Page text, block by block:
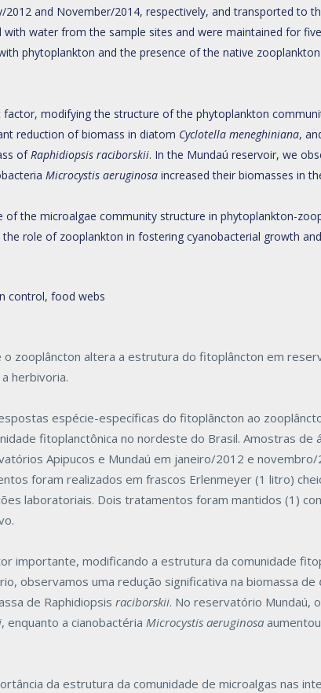
2012 and November/2014, respectively, and transported to
water from the sample sites and were maintained for
phytoplankton and the presence of the native
modifying the structure of the phytoplankton
reduction of biomass in diatom Cyclotella meneghiniana,
ofRaphidiopsis raciborskii. In the Mundaú reservoir, we
Microcystis aeruginosa increased their biomasses in
of the microalgae community structure in phytoplankton-
role of zooplankton in fostering cyanobacterial growth
control, food webs
zooplâncton altera a estrutura do fitoplâncton em
herbivoria.
espécie-específicas do fitoplâncton ao
fitoplanctônica no nordeste do Brasil. Amostras de
Apipucos e Mundaú em janeiro/2012 e
foram realizados em frascos Erlenmeyer (1 litro)
laboratoriais. Dois tratamentos foram mantidos (1)
importante, modificando a estrutura da comunidade
observamos uma redução significativa na biomassa de
de Raphidiopsisraciborskii. No reservatório Mundaú,
, enquanto a cianobactériaMicrocystis aeruginosa
da estrutura da comunidade de microalgas nas